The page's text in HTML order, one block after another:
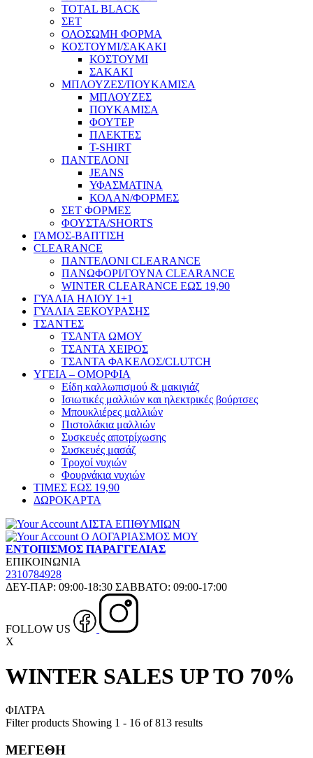
TOTAL BLACK
ΣΕΤ
ΟΛΟΣΩΜΗ ΦΟΡΜΑ
ΚΟΣΤΟΥΜΙ/ΣΑΚΑΚΙ
ΚΟΣΤΟΥΜΙ
ΣΑΚΑΚΙ
ΜΠΛΟΥΖΕΣ/ΠΟΥΚΑΜΙΣΑ
ΜΠΛΟΥΖΕΣ
ΠΟΥΚΑΜΙΣΑ
ΦΟΥΤΕΡ
ΠΛΕΚΤΕΣ
T-SHIRT
ΠΑΝΤΕΛΟΝΙ
JEANS
ΥΦΑΣΜΑΤΙΝΑ
ΚΟΛΑΝ/ΦΟΡΜΕΣ
ΣΕΤ ΦΟΡΜΕΣ
ΦΟΥΣΤΑ/SHORTS
ΓΑΜΟΣ-ΒΑΠΤΙΣΗ
CLEARANCE
ΠΑΝΤΕΛΟΝΙ CLEARANCE
ΠΑΝΩΦΟΡΙ/ΓΟΥΝΑ CLEARANCE
WINTER CLEARANCE ΕΩΣ 19,90
ΓΥΑΛΙΑ ΗΛΙΟΥ 1+1
ΓΥΑΛΙΑ ΞΕΚΟΥΡΑΣΗΣ
ΤΣΑΝΤΕΣ
ΤΣΑΝΤΑ ΩΜΟΥ
ΤΣΑΝΤΑ ΧΕΙΡΟΣ
ΤΣΑΝΤΑ ΦΑΚΕΛΟΣ/CLUTCH
ΥΓΕΙΑ – ΟΜΟΡΦΙΑ
Είδη καλλωπισμού & μακιγιάζ
Ισιωτικές μαλλιών και ηλεκτρικές βούρτσες
Μπουκλιέρες μαλλιών
Πιστολάκια μαλλιών
Συσκευές αποτρίχωσης
Συσκευές μασάζ
Τροχοί νυχιών
Φουρνάκια νυχιών
ΤΙΜΕΣ ΕΩΣ 19,90
ΔΩΡΟΚΑΡΤΑ
ΛΙΣΤΑ ΕΠΙΘΥΜΙΩΝ
Ο ΛΟΓΑΡΙΑΣΜΟΣ ΜΟΥ
ΕΝΤΟΠΙΣΜΟΣ ΠΑΡΑΓΓΕΛΙΑΣ
ΕΠΙΚΟΙΝΩΝΙΑ
2310784928
ΔΕΥ-ΠΑΡ: 09:00-18:30 ΣΑΒΒΑΤΟ: 09:00-17:00
FOLLOW US
X
WINTER SALES UP TO 70%
ΦΙΛΤΡΑ
Filter products Showing 1 - 16 of 813 results
ΜΕΓΕΘΗ